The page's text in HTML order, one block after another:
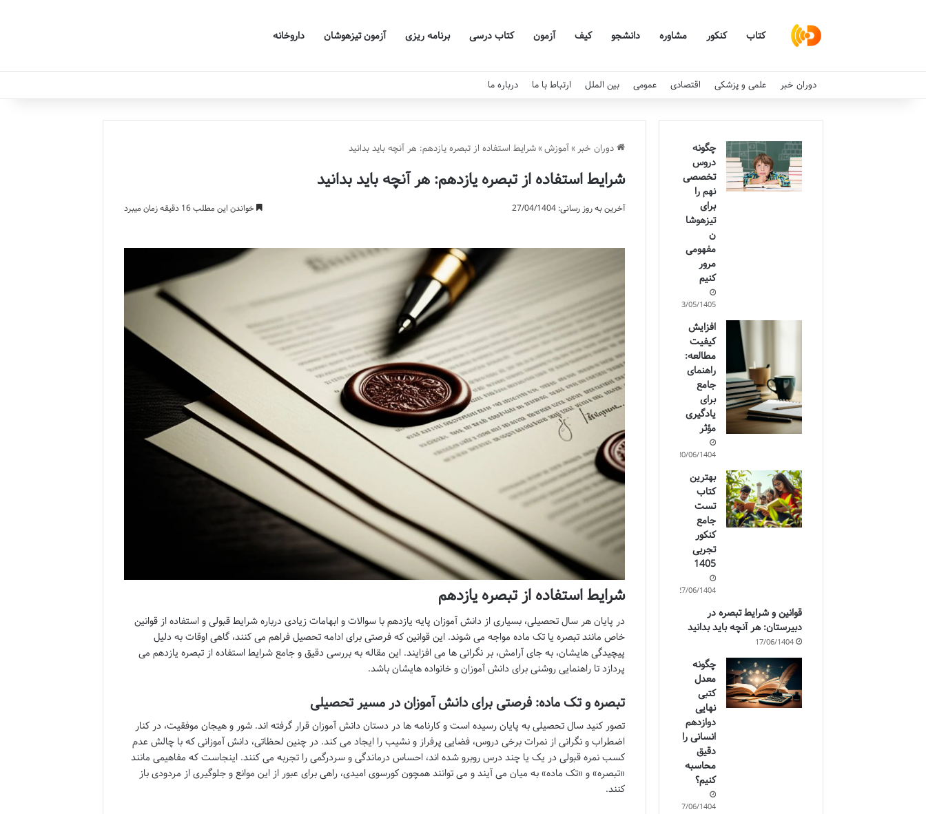
کتاب کنکور مشاوره دانشجو کیف آزمون کتاب درسی برنامه ریزی آزمون تیزهوشان داروخانه
دوران خبر علمی و پزشکی اقتصادی عمومی بین الملل ارتباط با ما درباره ما
دوران خبر »آموزش »شرایط استفاده از تبصره یازدهم: هر آنچه باید بدانید
شرایط استفاده از تبصره یازدهم: هر آنچه باید بدانید
آخرین به روز رسانی: 27/04/1404 خواندن این مطلب 16 دقیقه زمان میبرد
شرایط استفاده از تبصره یازدهم
در پایان هر سال تحصیلی، بسیاری از دانش آموزان پایه یازدهم با سوالات و ابهامات زیادی درباره شرایط قبولی و استفاده از قوانین
خاص مانند تبصره یا تک ماده مواجه می شوند. این قوانین که فرصتی برای ادامه تحصیل فراهم می کنند، گاهی اوقات به دلیل
پیچیدگی هایشان، به جای آرامش، بر نگرانی ها می افزایند. این مقاله به بررسی دقیق و جامع شرایط استفاده از تبصره یازدهم می
پردازد تا راهنمایی روشنی برای دانش آموزان و خانواده هایشان باشد.
تبصره و تک ماده: فرصتی برای دانش آموزان در مسیر تحصیلی
تصور کنید سال تحصیلی به پایان رسیده است و کارنامه ها در دستان دانش آموزان قرار گرفته اند. شور و هیجان موفقیت، در کنار
اضطراب و نگرانی از نمرات برخی دروس، فضایی پرفراز و نشیب را ایجاد می کند. در چنین لحظاتی، دانش آموزانی که با چالش عدم
کسب نمره قبولی در یک یا چند درس روبرو شده اند، احساس درماندگی و سردرگمی را تجربه می کنند. اینجاست که مفاهیمی مانند
«تبصره» و «تک ماده» به میان می آیند و می توانند همچون کورسوی امیدی، راهی برای عبور از این موانع و جلوگیری از مردودی باز
کنند.
چگونه
دروس
تخصصی
نهم را
برای
تیزهوشا
ن
مفهومی
مرور
کنیم
13/05/1405
افزایش
کیفیت
مطالعه:
راهنمای
جامع
برای
یادگیری
مؤثر
30/06/1404
بهترین
کتاب
تست
جامع
کنکور
تجربی
1405
27/06/1404
قوانین و شرایط تبصره در
دبیرستان: هر آنچه باید بدانید
17/06/1404
چگونه
معدل
کتبی
نهایی
دوازدهم
انسانی را
دقیق
محاسبه
کنیم؟
17/06/1404